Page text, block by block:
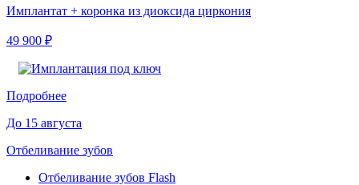
Имплантат + коронка из диоксида циркония
49 900 ₽
Подробнее
До 15 августа
Отбеливание зубов
Отбеливание зубов Flash